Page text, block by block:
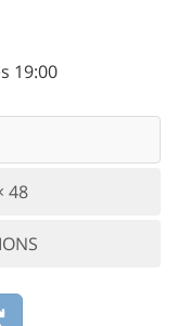
19:00
48